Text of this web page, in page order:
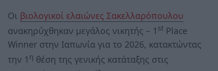
Οι βιολογικοί ελαιώνες Σακελλαρόπουλου
ανακηρύχθηκαν μεγάλος νικητής – 1 st Place
Winner στην Ιαπωνία για το 2026, κατακτώντας
την 1 η θέση της γενικής κατάταξης στις